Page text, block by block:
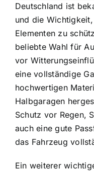
Deutschland ist
und die
Elementen zu
beliebte Wahl für
vor
eine vollständige
hochwertigen
Halbgaragen
Schutz vor Regen,
auch eine gute
das Fahrzeug
Ein weiterer